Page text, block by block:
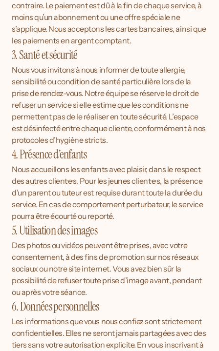
contraire. Le paiement est dû à la fin de chaque service, à
moins qu’un abonnement ou une offre spéciale ne
s’applique. Nous acceptons les cartes bancaires, ainsi que
les paiements en argent comptant.
3. Santé et sécurité
Nous vous invitons à nous informer de toute allergie,
sensibilité ou condition de santé particulière lors de la
prise de rendez-vous. Notre équipe se réserve le droit de
refuser un service si elle estime que les conditions ne
permettent pas de le réaliser en toute sécurité. L’espace
est désinfecté entre chaque cliente, conformément à nos
protocoles d’hygiène stricts.
4. Présence d’enfants
Nous accueillons les enfants avec plaisir, dans le respect
des autres client·e·s. Pour les jeunes client·e·s, la présence
d’un parent ou tuteur est requise durant toute la durée du
service. En cas de comportement perturbateur, le service
pourra être écourté ou reporté.
5. Utilisation des images
Des photos ou vidéos peuvent être prises, avec votre
consentement, à des fins de promotion sur nos réseaux
sociaux ou notre site internet. Vous avez bien sûr la
possibilité de refuser toute prise d’image avant, pendant
ou après votre séance.
6. Données personnelles
Les informations que vous nous confiez sont strictement
confidentielles. Elles ne seront jamais partagées avec des
tiers sans votre autorisation explicite. En vous inscrivant à